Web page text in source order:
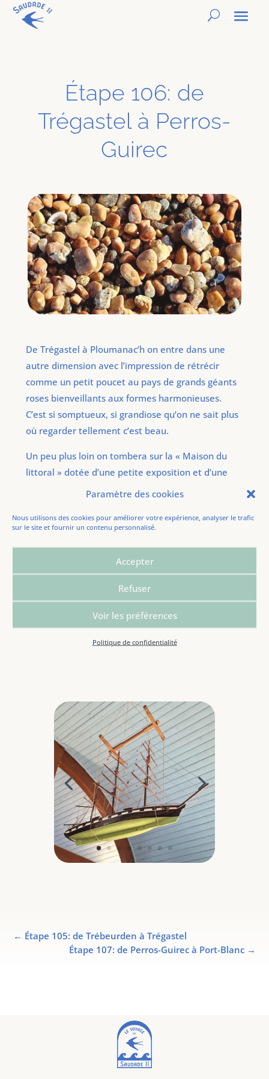
Paramètre des cookies
Nous utilisons des cookies pour améliorer votre expérience, analyser le trafic
sur le site et fournir un contenu personnalisé.
Accepter
Refuser
Voir les préférences
Politique de confidentialité
Étape 106: de
Trégastel à Perros-
Guirec
De Trégastel à Ploumanac’h on entre dans une
autre dimension avec l’impression de rétrécir
comme un petit poucet au pays de grands géants
roses bienveillants aux formes harmonieuses.
C’est si somptueux, si grandiose qu’on ne sait plus
où regarder tellement c’est beau.
Un peu plus loin on tombera sur la « Maison du
littoral » dotée d’une petite exposition et d’une
grosse boutique de souvenirs. Au plus près de la
une autoroute à piétons. Engoncée entre plusieurs
Perros-Guirec, le 23/09/2022. Distance de l’étape:
← Étape 105: de Trébeurden à Trégastel
Étape 107: de Perros-Guirec à Port-Blanc→